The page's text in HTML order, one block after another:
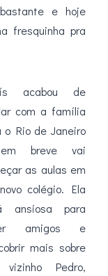
e hoje
fresquinha pra
acabou de
com a família
o Rio de Janeiro
breve vai
as aulas em
colégio. Ela
ansiosa para
amigos e
mais sobre
vizinho Pedro,